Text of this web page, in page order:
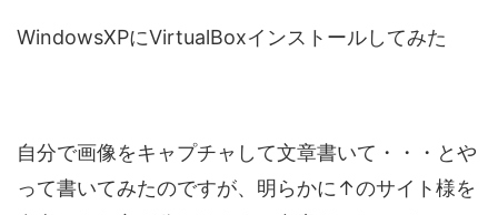
WindowsXPにVirtualBoxインストールしてみた
自分で画像をキャプチャして文章書いて・・・とや
って書いてみたのですが、明らかに↑のサイト様を